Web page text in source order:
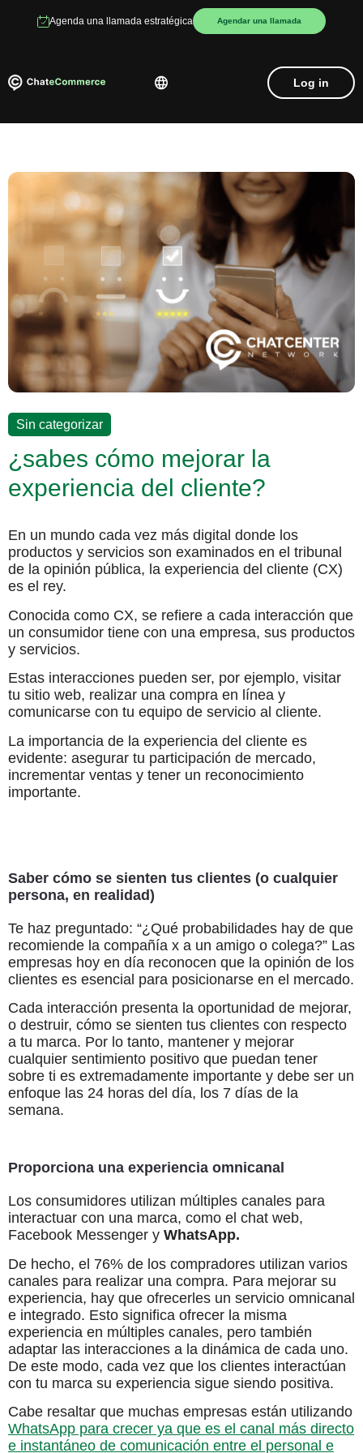
Agenda una llamada estratégica Agendar una llamada
Log in
Sin categorizar
¿sabes cómo mejorar la
experiencia del cliente?
En un mundo cada vez más digital donde los
productos y servicios son examinados en el tribunal
de la opinión pública, la experiencia del cliente (CX)
es el rey.
Conocida como CX, se refiere a cada interacción que
un consumidor tiene con una empresa, sus productos
y servicios.
Estas interacciones pueden ser, por ejemplo, visitar
tu sitio web, realizar una compra en línea y
comunicarse con tu equipo de servicio al cliente.
La importancia de la experiencia del cliente es
evidente: asegurar tu participación de mercado,
incrementar ventas y tener un reconocimiento
importante.
Saber cómo se sienten tus clientes (o cualquier
persona, en realidad)
Te haz preguntado: “¿Qué probabilidades hay de que
recomiende la compañía x a un amigo o colega?” Las
empresas hoy en día reconocen que la opinión de los
clientes es esencial para posicionarse en el mercado.
Cada interacción presenta la oportunidad de mejorar,
o destruir, cómo se sienten tus clientes con respecto
a tu marca. Por lo tanto, mantener y mejorar
cualquier sentimiento positivo que puedan tener
sobre ti es extremadamente importante y debe ser un
enfoque las 24 horas del día, los 7 días de la
semana.
Proporciona una experiencia omnicanal
Los consumidores utilizan múltiples canales para
interactuar con una marca, como el chat web,
Facebook Messenger y WhatsApp.
De hecho, el 76% de los compradores utilizan varios
canales para realizar una compra. Para mejorar su
experiencia, hay que ofrecerles un servicio omnicanal
e integrado. Esto significa ofrecer la misma
experiencia en múltiples canales, pero también
adaptar las interacciones a la dinámica de cada uno.
De este modo, cada vez que los clientes interactúan
con tu marca su experiencia sigue siendo positiva.
Cabe resaltar que muchas empresas están utilizando
WhatsApp para crecer ya que es el canal más directo
e instantáneo de comunicación entre el personal e